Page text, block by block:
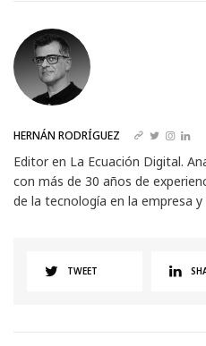
HERNÁN RODRÍGUEZ
Editor en La Ecuación Digital.
con más de 30 años de
de la tecnología en la empresa
TWEET